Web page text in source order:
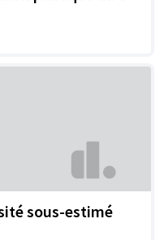
sous-estimé